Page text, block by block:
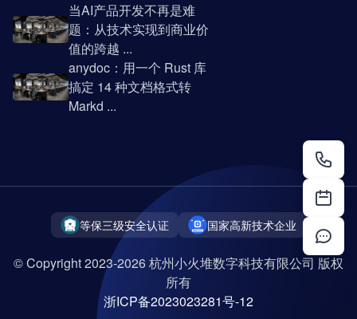
当AI产品开发不再是难
题：从技术实现到商业价
值的跨越 ...
anydoc：用一个 Rust 库
搞定 14 种文档格式转
Markd ...
等保三级安全认证 国家高新技术企业
© Copyright 2023-2026 杭州小火堆数字科技有限公司 版权
所有
浙ICP备2023023281号-12